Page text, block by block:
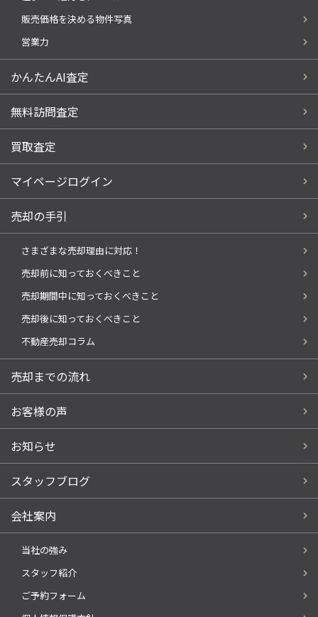
販売価格を決める物件写真
営業力
かんたんAI査定
無料訪問査定
買取査定
マイページログイン
売却の手引
さまざまな売却理由に対応！
売却前に知っておくべきこと
売却期間中に知っておくべきこと
売却後に知っておくべきこと
不動産売却コラム
売却までの流れ
お客様の声
お知らせ
スタッフブログ
会社案内
当社の強み
スタッフ紹介
ご予約フォーム